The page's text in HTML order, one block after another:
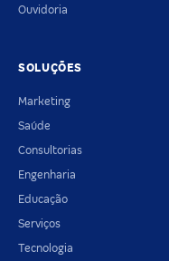
Ouvidoria
SOLUÇÕES
Marketing
Saúde
Consultorias
Engenharia
Educação
Serviços
Tecnologia